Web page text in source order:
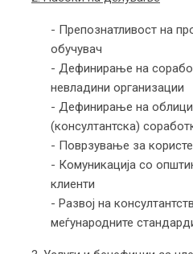
- Препознатливост на
обучувач
- Дефинирање на
невладини организации
- Дефинирање на облици
(консултантска)
- Поврзување за
- Комуникација со
клиенти
- Развој на
меѓународните